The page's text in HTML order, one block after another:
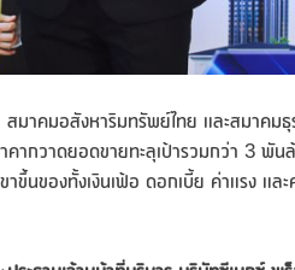
มาคมอสังหาริมทรัพย์ไทย และสมาคม
คากวาดยอดขายทะลุเป้ารวมกว่า 3 พั
ขึ้นของทั้งเงินเฟ้อ ดอกเบี้ย ค่าแรง แ